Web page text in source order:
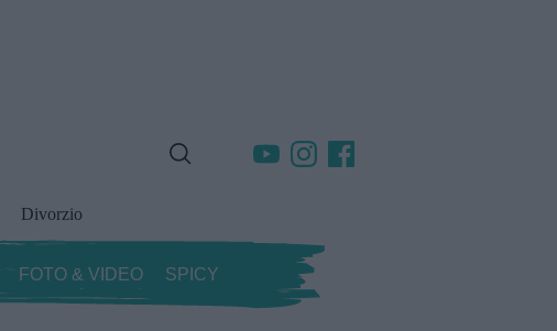
Divorzio
FOTO & VIDEO SPICY